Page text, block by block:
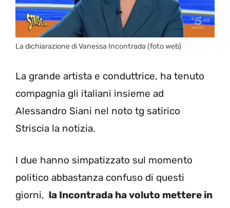
La dichiarazione di Vanessa Incontrada (foto web)
La grande artista e conduttrice, ha tenuto
compagnia gli italiani insieme ad
Alessandro Siani nel noto tg satirico
Striscia la notizia.
I due hanno simpatizzato sul momento
politico abbastanza confuso di questi
giorni, la Incontrada ha voluto mettere in